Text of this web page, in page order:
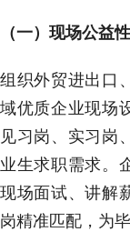
（一）现场公益
组织外贸进出口
域优质企业现场
见习岗、实习岗
业生求职需求。
现场面试、讲解
岗精准匹配，为